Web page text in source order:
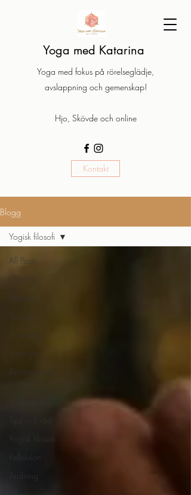
Yoga med Katarina
Yoga med fokus på rörelseglädje,
avslappning och gemenskap!
Hjo, Skövde och online
Kontakt
Blogg
All Posts
Om mig
Gravid
Träning
Forskning
Yinyoga
Anatomi och
kroppen
Yogisk filosofi
Reflektion
Andning
Yogisk filosofi